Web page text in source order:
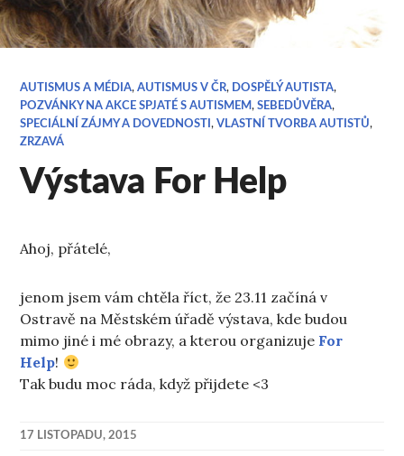
AUTISMUS A MÉDIA,AUTISMUS V ČR, DOSPĚLÝ AUTISTA,
POZVÁNKY NA AKCE SPJATÉ S AUTISMEM,SEBEDŮVĚRA,
SPECIÁLNÍ ZÁJMY A DOVEDNOSTI,VLASTNÍ TVORBA AUTISTŮ,
ZRZAVÁ
Výstava For Help
Ahoj, přátelé,
jenom jsem vám chtěla říct, že 23.11 začíná v
Ostravě na Městském úřadě výstava, kde budou
mimo jiné i mé obrazy, a kterou organizuje For
Help!
Tak budu moc ráda, když přijdete <3
17 LISTOPADU, 2015